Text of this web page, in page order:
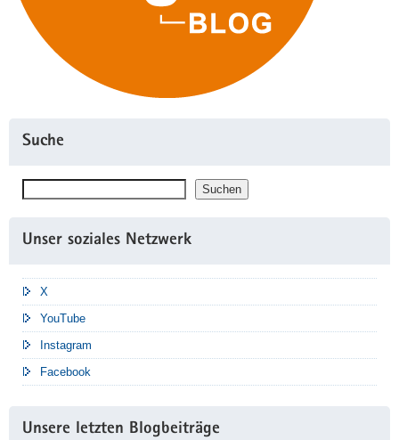
Suche
Suchen
Unser soziales Netzwerk
X
YouTube
Instagram
Facebook
Unsere letzten Blogbeiträge